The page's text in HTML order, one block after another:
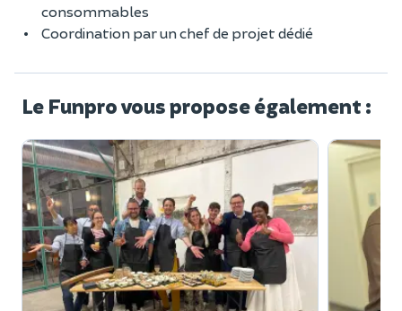
consommables
Coordination par un chef de projet dédié
Le Funpro vous propose également :